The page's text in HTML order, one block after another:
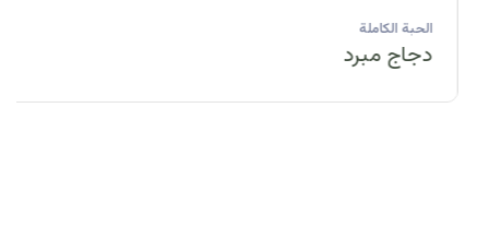
الحبة الكاملة
دجاج مبرد